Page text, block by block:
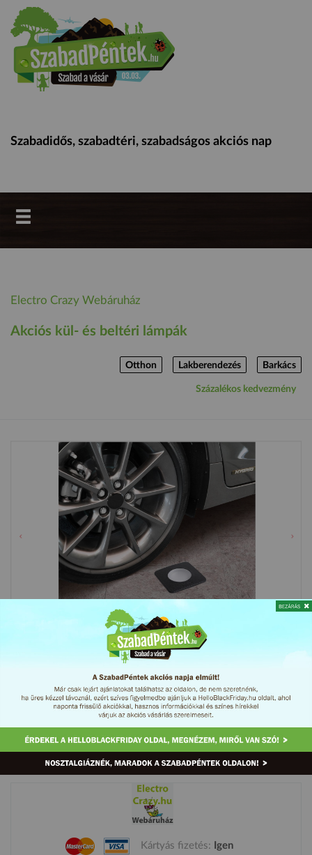
Szabadidős, szabadtéri, szabadságos akciós nap
Electro Crazy Webáruház
Akciós kül- és beltéri lámpák
Barkács
Lakberendezés
Otthon
Százalékos kedvezmény
Akciós kül- és beltéri lámpák 2017. március 3. és 5. között
Címkék: fali lámpa fumagalli lámpa taposólámpa
Kártyás fizetés: Igen